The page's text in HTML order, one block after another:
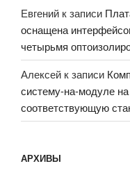
Евгений к записи
оснащена
четырьмя
Алексей к записи
систему-на-модуле
соответствующую
АРХИВЫ